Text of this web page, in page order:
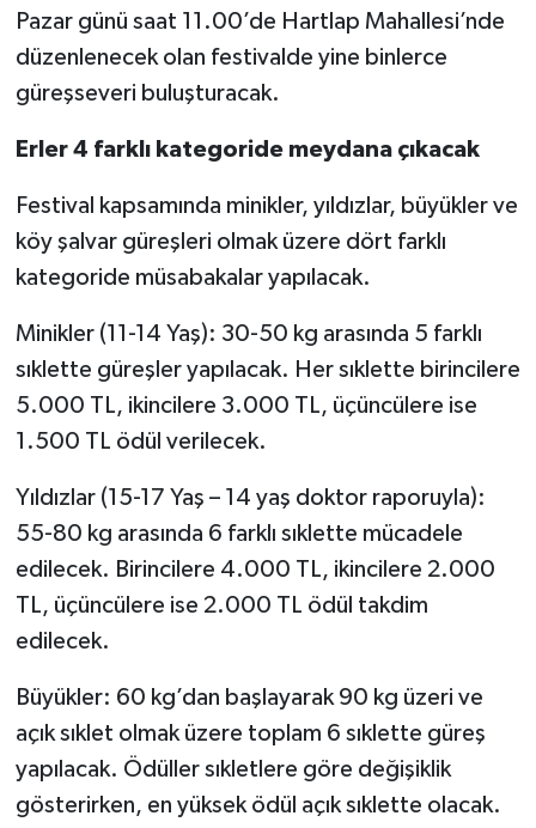
Pazar günü saat 11.00’de Hartlap Mahallesi’nde
düzenlenecek olan festivalde yine binlerce
güreşseveri buluşturacak.
Erler 4 farklı kategoride meydana çıkacak
Festival kapsamında minikler, yıldızlar, büyükler ve
köy şalvar güreşleri olmak üzere dört farklı
kategoride müsabakalar yapılacak.
Minikler (11-14 Yaş): 30-50 kg arasında 5 farklı
sıklette güreşler yapılacak. Her sıklette birincilere
5.000 TL, ikincilere 3.000 TL, üçüncülere ise
1.500 TL ödül verilecek.
Yıldızlar (15-17 Yaş – 14 yaş doktor raporuyla):
55-80 kg arasında 6 farklı sıklette mücadele
edilecek. Birincilere 4.000 TL, ikincilere 2.000
TL, üçüncülere ise 2.000 TL ödül takdim
edilecek.
Büyükler: 60 kg’dan başlayarak 90 kg üzeri ve
açık sıklet olmak üzere toplam 6 sıklette güreş
yapılacak. Ödüller sıkletlere göre değişiklik
gösterirken, en yüksek ödül açık sıklette olacak.